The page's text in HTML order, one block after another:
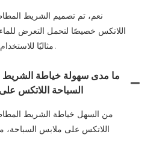
نعم، تم تصميم الشريط
اللاتكس خصيصًا لتحمل التعرض
مثاليًا للاستخدام في ملابس السباحة.
ما مدى سهولة خياطة
السباحة اللاتكس
من السهل خياطة الشريط
اللاتكس على ملابس السباحة،